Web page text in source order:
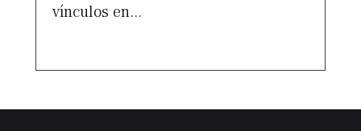
vínculos en...